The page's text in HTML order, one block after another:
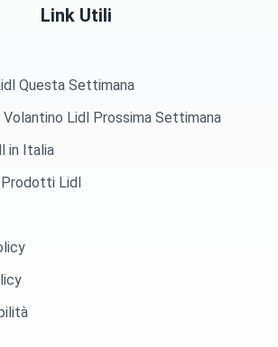
Link Utili
Questa Settimana
Lidl Prossima Settimana
in Italia
Lidl